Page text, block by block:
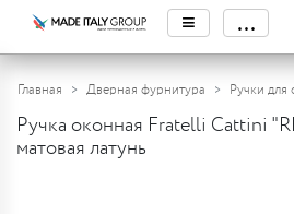
≡ ...
Главная Дверная фурнитура Ручки для
Ручка оконная Fratelli Cattini
матовая латунь